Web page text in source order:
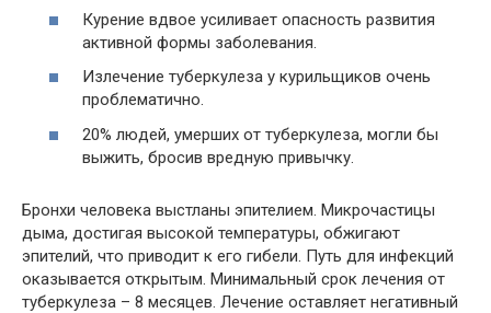
Курение вдвое усиливает опасность развития
активной формы заболевания.
Излечение туберкулеза у курильщиков очень
проблематично.
20% людей, умерших от туберкулеза, могли бы
выжить, бросив вредную привычку.
Бронхи человека выстланы эпителием. Микрочастицы
дыма, достигая высокой температуры, обжигают
эпителий, что приводит к его гибели. Путь для инфекций
оказывается открытым. Минимальный срок лечения от
туберкулеза – 8 месяцев. Лечение оставляет негативный